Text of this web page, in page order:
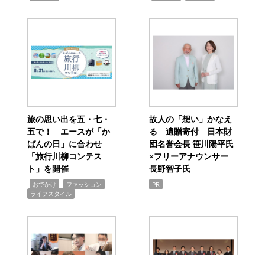
旅の思い出を五・七・
五で！ エースが「か
ばんの日」に合わせ
「旅行川柳コンテス
ト」を開催
おでかけ ファッション
ライフスタイル
故人の「想い」かなえ
る 遺贈寄付 日本財
団名誉会長 笹川陽平氏
×フリーアナウンサー
長野智子氏
PR